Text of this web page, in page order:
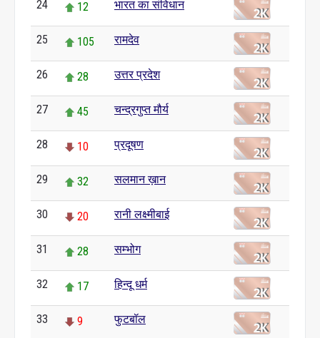
24 12 भारत का संविधान
25 105 रामदेव
26 28 उत्तर प्रदेश
27 45 चन्द्रगुप्त मौर्य
28 10 प्रदूषण
29 32 सलमान ख़ान
30 20 रानी लक्ष्मीबाई
31 28 सम्भोग
32 17 हिन्दू धर्म
33 9 फुटबॉल